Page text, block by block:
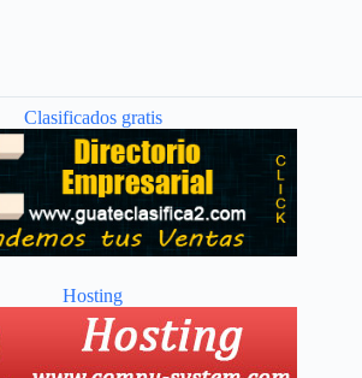
Clasificados gratis
Hosting